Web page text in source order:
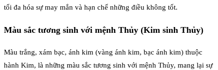
tối đa hóa sự may mắn và hạn chế những điều không tốt.
Màu sắc tương sinh với mệnh Thủy (Kim sinh Thủy)
Màu trắng, xám bạc, ánh kim (vàng ánh kim, bạc ánh kim) thuộc
hành Kim, là những màu sắc tương sinh với mệnh Thủy, mang lại sự